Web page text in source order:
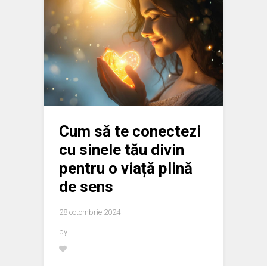
Cum să te conectezi
cu sinele tău divin
pentru o viață plină
de sens
28 octombrie 2024
by